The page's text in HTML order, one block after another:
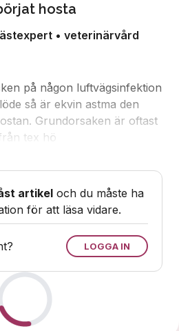
hosta
• veterinärvård
på någon luftvägsinfektion
så är ekvin astma den
Grundorsaken är oftast
tex hö
artikel och du måste ha
för att läsa vidare.
LOGGA IN
Loading...